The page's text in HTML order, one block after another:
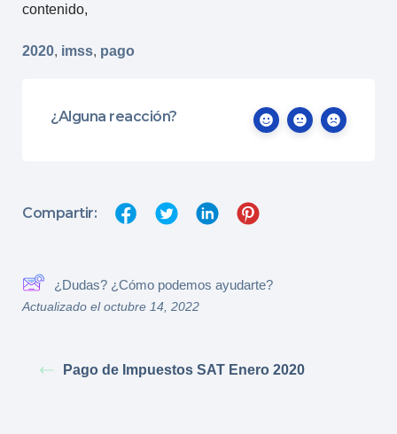
contenido,
2020, imss, pago
¿Alguna reacción?
Compartir:
¿Dudas? ¿Cómo podemos ayudarte?
Actualizado el octubre 14, 2022
Pago de Impuestos SAT Enero 2020